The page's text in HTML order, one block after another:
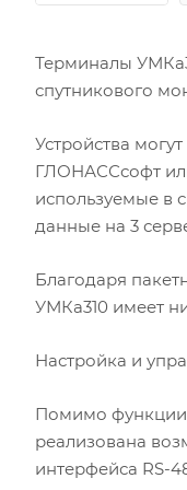
Терминалы
спутникового
Устройства
ГЛОНАССсофт
используемые в
данные на 3
Благодаря
УМКа310 имеет
Настройка и
Помимо функции
реализована
интерфейса RS-